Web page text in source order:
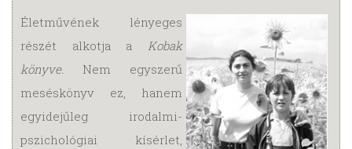
Életművének lényeges
részét alkotja a Kobak
könyve. Nem egyszerű
meséskönyv ez, hanem
egyidejűleg irodalmi-
pszichológiai kísérlet,